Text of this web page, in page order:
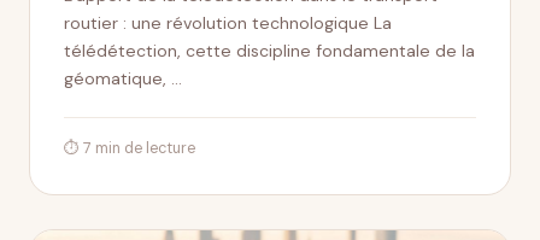
routier : une révolution technologique La
télédétection, cette discipline fondamentale de la
géomatique, …
⏱ 7 min de lecture